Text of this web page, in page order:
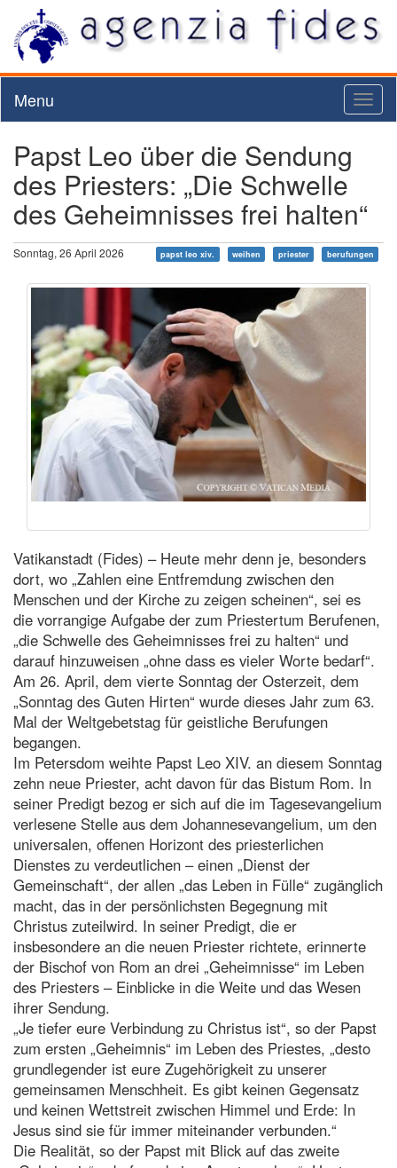
Menu
Papst Leo über die Sendung
des Priesters: „Die Schwelle
des Geheimnisses frei halten“
Sonntag, 26 April 2026 papst leo xiv. weihen priester berufungen
Vatikanstadt (Fides) – Heute mehr denn je, besonders
dort, wo „Zahlen eine Entfremdung zwischen den
Menschen und der Kirche zu zeigen scheinen“, sei es
die vorrangige Aufgabe der zum Priestertum Berufenen,
„die Schwelle des Geheimnisses frei zu halten“ und
darauf hinzuweisen „ohne dass es vieler Worte bedarf“.
Am 26. April, dem vierte Sonntag der Osterzeit, dem
„Sonntag des Guten Hirten“ wurde dieses Jahr zum 63.
Mal der Weltgebetstag für geistliche Berufungen
begangen.
Im Petersdom weihte Papst Leo XIV. an diesem Sonntag
zehn neue Priester, acht davon für das Bistum Rom. In
seiner Predigt bezog er sich auf die im Tagesevangelium
verlesene Stelle aus dem Johannesevangelium, um den
universalen, offenen Horizont des priesterlichen
Dienstes zu verdeutlichen – einen „Dienst der
Gemeinschaft“, der allen „das Leben in Fülle“ zugänglich
macht, das in der persönlichsten Begegnung mit
Christus zuteilwird. In seiner Predigt, die er
insbesondere an die neuen Priester richtete, erinnerte
der Bischof von Rom an drei „Geheimnisse“ im Leben
des Priesters – Einblicke in die Weite und das Wesen
ihrer Sendung.
„Je tiefer eure Verbindung zu Christus ist“, so der Papst
zum ersten „Geheimnis“ im Leben des Priestes, „desto
grundlegender ist eure Zugehörigkeit zu unserer
gemeinsamen Menschheit. Es gibt keinen Gegensatz
und keinen Wettstreit zwischen Himmel und Erde: In
Jesus sind sie für immer miteinander verbunden.“
Die Realität, so der Papst mit Blick auf das zweite